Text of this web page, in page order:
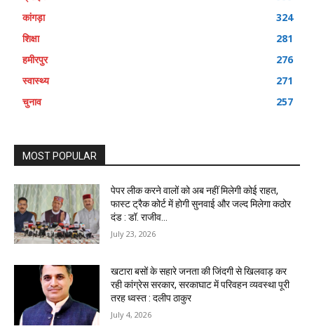
कांगड़ा
324
शिक्षा
281
हमीरपुर
276
स्वास्थ्य
271
चुनाव
257
MOST POPULAR
पेपर लीक करने वालों को अब नहीं मिलेगी कोई राहत,
फास्ट ट्रैक कोर्ट में होगी सुनवाई और जल्द मिलेगा कठोर
दंड : डॉ. राजीव...
July 23, 2026
खटारा बसों के सहारे जनता की जिंदगी से खिलवाड़ कर
रही कांग्रेस सरकार, सरकाघाट में परिवहन व्यवस्था पूरी
तरह ध्वस्त : दलीप ठाकुर
July 4, 2026